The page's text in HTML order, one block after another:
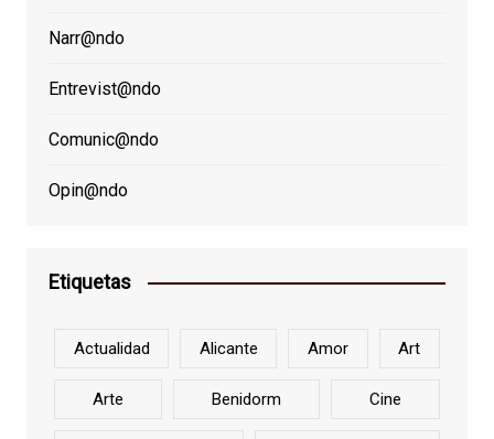
Narr@ndo
Entrevist@ndo
Comunic@ndo
Opin@ndo
Etiquetas
Actualidad Alicante Amor Art
Arte Benidorm Cine